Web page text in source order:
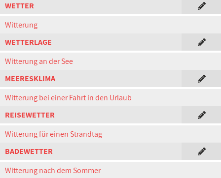
WETTER
Witterung
WETTERLAGE
Witterung an der See
MEERESKLIMA
Witterung bei einer Fahrt in den Urlaub
REISEWETTER
Witterung für einen Strandtag
BADEWETTER
Witterung nach dem Sommer